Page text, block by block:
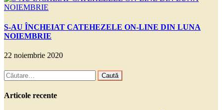
S-AU ÎNCHEIAT CATEHEZELE ON-LINE DIN LUNA
NOIEMBRIE
22 noiembrie 2020
Caută
după:
Articole recente